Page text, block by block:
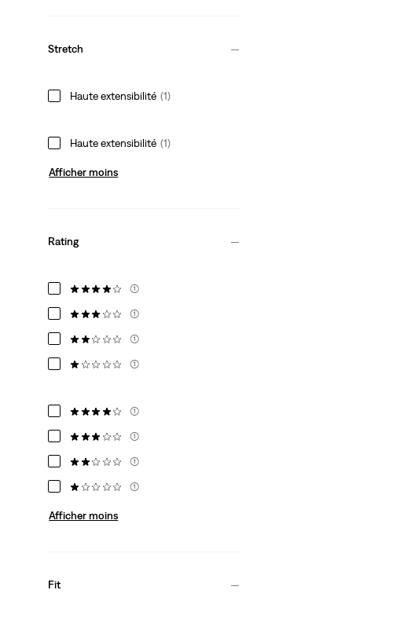
Stretch
Haute extensibilité (1)
Haute extensibilité (1)
Afficher moins
Rating
(1)
(1)
(1)
(1)
(1)
(1)
(1)
(1)
Afficher moins
Fit